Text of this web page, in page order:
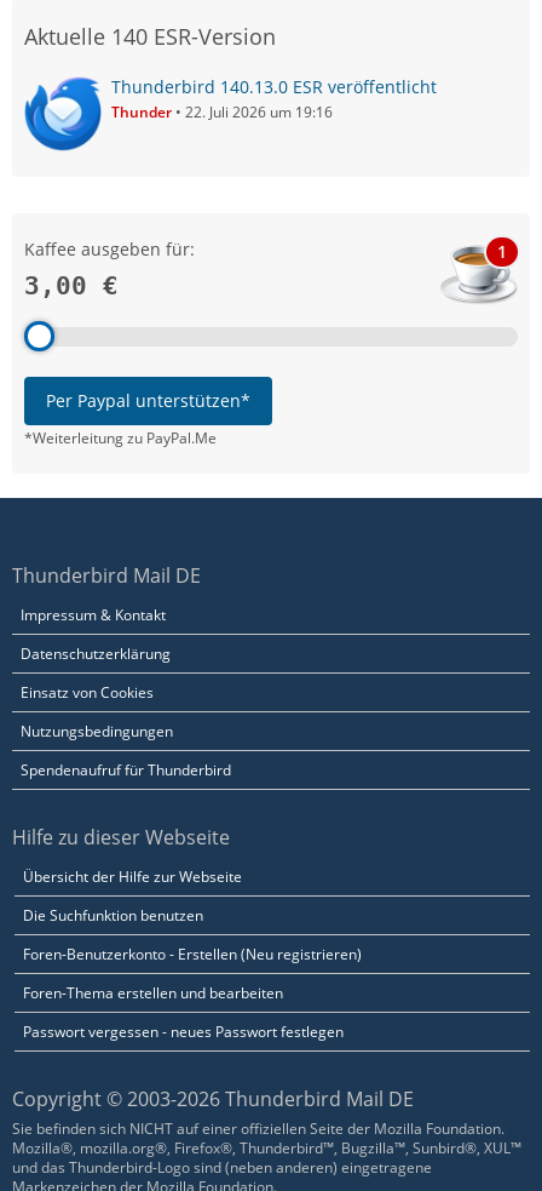
Aktuelle 140 ESR-Version
Thunderbird 140.13.0 ESR veröffentlicht
Thunder 22. Juli 2026 um 19:16
Kaffee ausgeben für:
3,00 €
1
Per Paypal unterstützen*
*Weiterleitung zu PayPal.Me
Thunderbird Mail DE
Impressum & Kontakt
Datenschutzerklärung
Einsatz von Cookies
Nutzungsbedingungen
Spendenaufruf für Thunderbird
Hilfe zu dieser Webseite
Übersicht der Hilfe zur Webseite
Die Suchfunktion benutzen
Foren-Benutzerkonto - Erstellen (Neu registrieren)
Foren-Thema erstellen und bearbeiten
Passwort vergessen - neues Passwort festlegen
Copyright © 2003-2026 Thunderbird Mail DE
Sie befinden sich NICHT auf einer offiziellen Seite der Mozilla Foundation.
Mozilla®, mozilla.org®, Firefox®, Thunderbird™, Bugzilla™, Sunbird®, XUL™
und das Thunderbird-Logo sind (neben anderen) eingetragene